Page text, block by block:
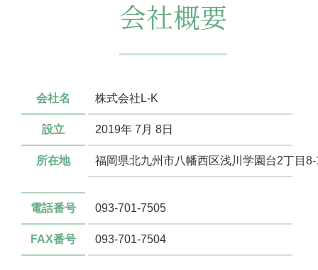
会社概要
会社名 株式会社L-K
設立 2019年 7月 8日
所在地 福岡県北九州市八幡西区浅川学園台2丁目
電話番号 093-701-7505
FAX番号 093-701-7504